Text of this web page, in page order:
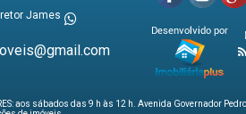
James
aos sábados das 9 h às 12 h. Avenida Governador